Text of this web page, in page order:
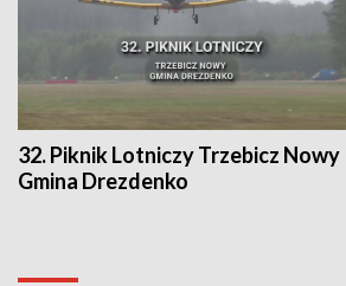
32. Piknik Lotniczy Trzebicz Nowy
Gmina Drezdenko